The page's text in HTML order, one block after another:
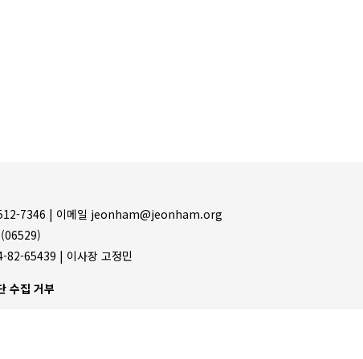
7346 | 이메일 jeonham@jeonham.org
82-65439 | 이사장 고정민
수집 거부